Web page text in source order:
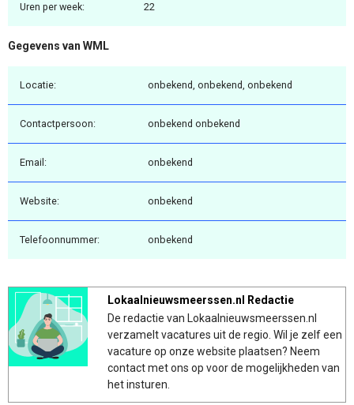
Uren per week: 22
Gegevens van WML
Locatie: onbekend, onbekend, onbekend
Contactpersoon: onbekend onbekend
Email: onbekend
Website: onbekend
Telefoonnummer: onbekend
Lokaalnieuwsmeerssen.nl Redactie
De redactie van Lokaalnieuwsmeerssen.nl
verzamelt vacatures uit de regio. Wil je zelf een
vacature op onze website plaatsen? Neem
contact met ons op voor de mogelijkheden van
het insturen.